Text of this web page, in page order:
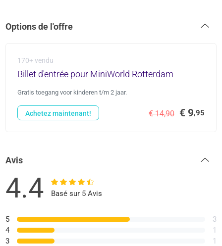
Options de l'offre
170+ vendu
Billet d'entrée pour MiniWorld Rotterdam
Gratis toegang voor kinderen t/m 2 jaar.
€ 14,90 € 9,95
Achetez maintenant!
Avis
4.4 Basé sur 5 Avis
5
4
3
3
1
1